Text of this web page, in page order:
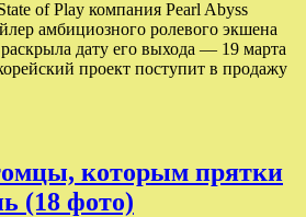
of Play компания Pearl Abyss
амбициозного ролевого экшена
дату его выхода — 19 марта
проект поступит в продажу
которым прятки
(18 фото)